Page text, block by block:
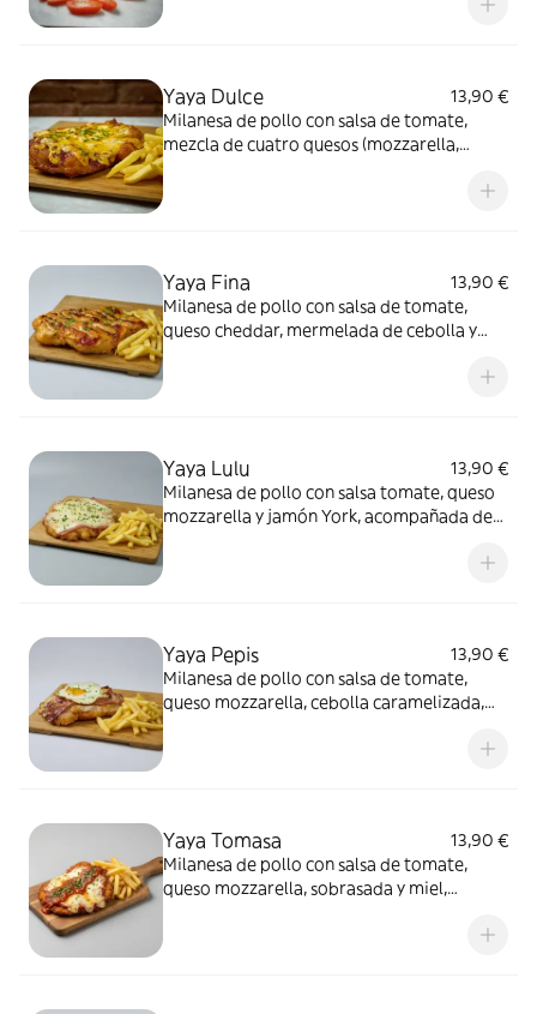
Yaya Dulce
13,90 €
Milanesa de pollo con salsa de tomate,
mezcla de cuatro quesos (mozzarella,
Yaya Fina
13,90 €
Milanesa de pollo con salsa de tomate,
queso cheddar, mermelada de cebolla y
Yaya Lulu
13,90 €
Milanesa de pollo con salsa tomate, queso
mozzarella y jamón York, acompañada de
Yaya Pepis
13,90 €
Milanesa de pollo con salsa de tomate,
queso mozzarella, cebolla caramelizada,
Yaya Tomasa
13,90 €
Milanesa de pollo con salsa de tomate,
queso mozzarella, sobrasada y miel,